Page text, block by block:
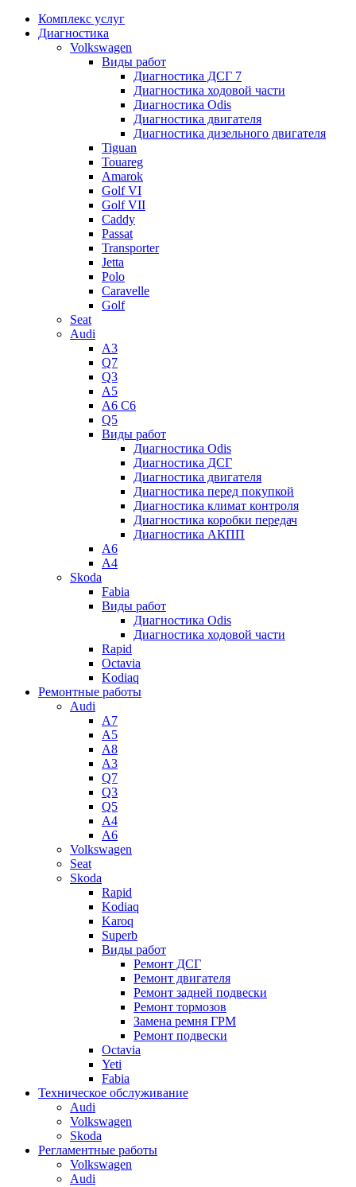
Комплекс услуг
Диагностика
Volkswagen
Виды работ
Диагностика ДСГ 7
Диагностика ходовой части
Диагностика Odis
Диагностика двигателя
Диагностика дизельного двигателя
Tiguan
Touareg
Amarok
Golf VI
Golf VII
Caddy
Passat
Transporter
Jetta
Polo
Caravelle
Golf
Seat
Audi
A3
Q7
Q3
A5
A6 C6
Q5
Виды работ
Диагностика Odis
Диагностика ДСГ
Диагностика двигателя
Диагностика перед покупкой
Диагностика климат контроля
Диагностика коробки передач
Диагностика АКПП
A6
A4
Skoda
Fabia
Виды работ
Диагностика Odis
Диагностика ходовой части
Rapid
Octavia
Kodiaq
Ремонтные работы
Audi
A7
A5
A8
A3
Q7
Q3
Q5
A4
A6
Volkswagen
Seat
Skoda
Rapid
Kodiaq
Karoq
Superb
Виды работ
Ремонт ДСГ
Ремонт двигателя
Ремонт задней подвески
Ремонт тормозов
Замена ремня ГРМ
Ремонт подвески
Octavia
Yeti
Fabia
Техническое обслуживание
Audi
Volkswagen
Skoda
Регламентные работы
Volkswagen
Audi